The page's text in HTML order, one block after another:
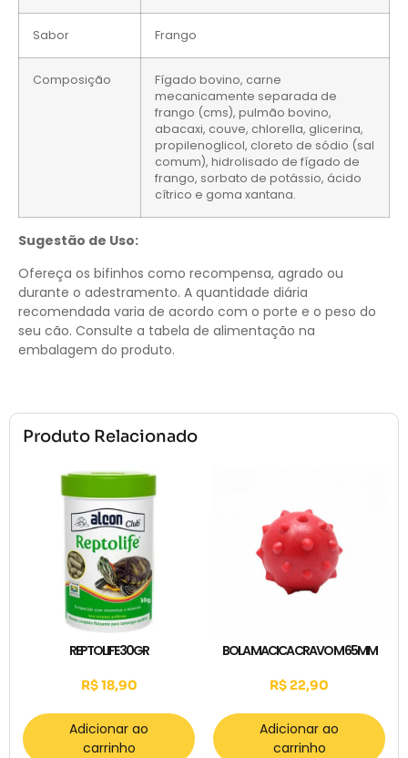
Produto Relacionado
REPTOLIFE 30GR
R$18,90
Adicionar ao
carrinho
BOLA MACICA CRAVO M 65MM
R$22,90
Adicionar ao
carrinho
Sabor Frango
Composição
Fígado bovino, carne
mecanicamente separada de
frango (cms), pulmão bovino,
abacaxi, couve, chlorella, glicerina,
propilenoglicol, cloreto de sódio (sal
comum), hidrolisado de fígado de
frango, sorbato de potássio, ácido
cítrico e goma xantana.
Sugestão de Uso:
Ofereça os bifinhos como recompensa, agrado ou
durante o adestramento. A quantidade diária
recomendada varia de acordo com o porte e o peso do
seu cão. Consulte a tabela de alimentação na
embalagem do produto.